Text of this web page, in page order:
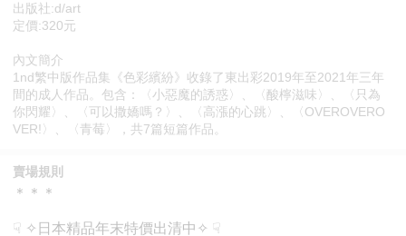
出版社:d/art
定價:320元
內文簡介
1nd繁中版作品集《色彩繽紛》收錄了東出彩2019年至2021年三年
間的成人作品。包含：〈小惡魔的誘惑〉、〈酸檸滋味〉、〈只為
你閃耀〉、〈可以撒嬌嗎？〉、〈高漲的心跳〉、〈OVEROVERO
VER!〉、〈青莓〉，共7篇短篇作品。
賣場規則